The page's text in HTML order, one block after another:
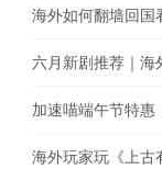
海外如何翻墙回国
六月新剧推荐｜海
加速喵端午节特惠